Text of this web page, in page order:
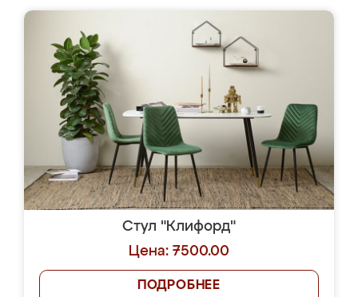
Стул "Клифорд"
Цена: 7500.00
ПОДРОБНЕЕ